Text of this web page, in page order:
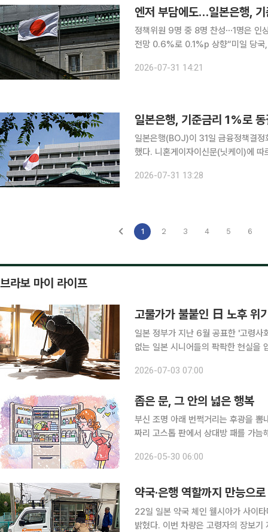
엔저 부담에도…일본은행,
정책위원 9명 중 8명 찬성⋯1명은 인
전망 0.6%로 0.1%p 상향“미일 당국, 전날 이례적
물가를 예상보다 더 끌어올릴 수 있다
2026-07-31 14:21
일본은행, 기준금리 1%로
일본은행(BOJ)이 31일 금융정책결정
했다. 니혼게이자이신문(닛케이)에 따르면 BOJ는 전날부터 이틀간 진행한 금융정책결정회의에서
위원 중 1명은 해외에서 비롯한 경기
2026-07-31 13:28
1 2 3 4 5 6
브라보 마이 라이프
고물가가 불붙인 日 노후 위
일본 정부가 지난 6월 공표한 '고령사
없는 일본 시니어들의 팍팍한 현실을 압축해 보여준다. 백서에 따
조가 완전히 고착화됐다. 특히 주목할
2026-07-03 07:00
좁은 문, 그 안의 넓은 행복
부신 조명 아래 번쩍거리는 후광을
짜리 고스톱 판에서 상대방 패를 가
는지도 모를 신제품이 한가득. 유독
2026-05-30 06:00
약국·은행 역할까지 만능으
22일 일본 약국 체인 웰시아가 사이
밝혔다. 이번 차량은 고령자의 장보